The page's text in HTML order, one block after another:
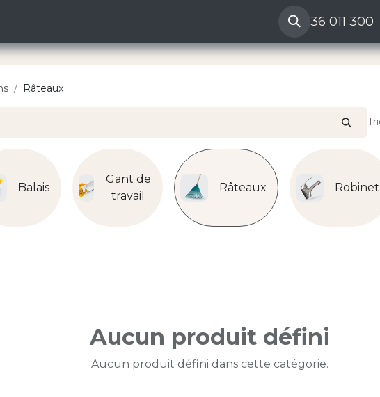
36 011 300
Râteaux
Balais
Gant de
travail
Râteaux Robinet
Aucun produit défini
Aucun produit défini dans cette catégorie.